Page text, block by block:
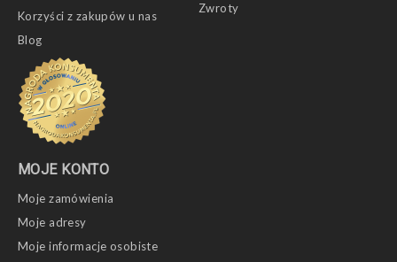
Korzyści z zakupów u nas
Blog
Zwroty
MOJE KONTO
Moje zamówienia
Moje adresy
Moje informacje osobiste